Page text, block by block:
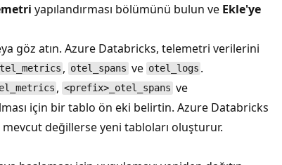
yapılandırması bölümünü bulun ve Ekle'ye
göz atın. Azure Databricks, telemetri verilerini
, otel_spans ve otel_logs .
, <prefix>_otel_spans ve
için bir tablo ön eki belirtin. Azure Databricks
değillerse yeni tabloları oluşturur.